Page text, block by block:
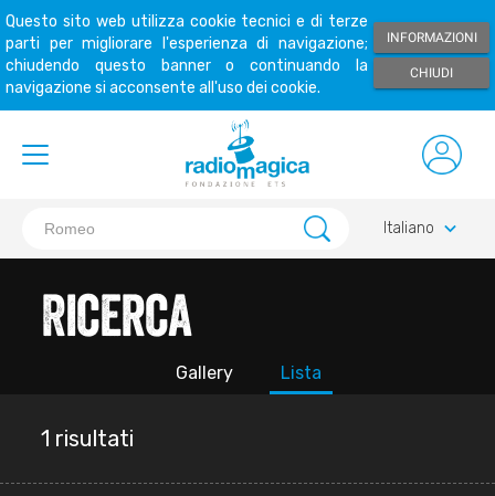
Questo sito web utilizza cookie tecnici e di terze
parti per migliorare l'esperienza di navigazione;
chiudendo questo banner o continuando la
navigazione si acconsente all'uso dei cookie.
INFORMAZIONI
CHIUDI
Italiano keyboard_arrow_down
Ricerca
Gallery Lista
1 risultati